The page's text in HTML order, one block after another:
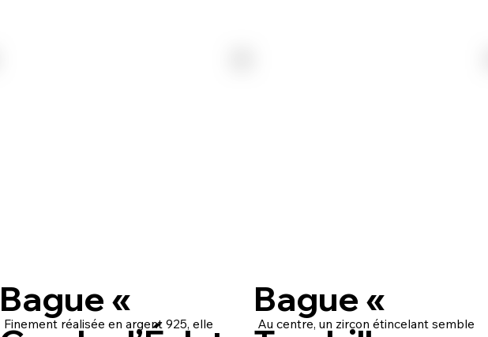
Bague «
Finement réalisée en argent 925, elle
Bague «
Au centre, un zircon étincelant semble